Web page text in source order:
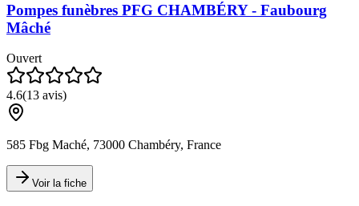
Pompes funèbres PFG CHAMBÉRY - Faubourg
Mâché
Ouvert
4.6(13 avis)
585 Fbg Maché, 73000 Chambéry, France
Voir la fiche